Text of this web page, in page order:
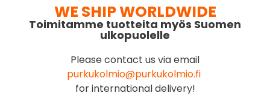
WE SHIP WORLDWIDE
Toimitamme tuotteita myös Suomen
ulkopuolelle
Please contact us via email
purkukolmio@purkukolmio.fi
for international delivery!